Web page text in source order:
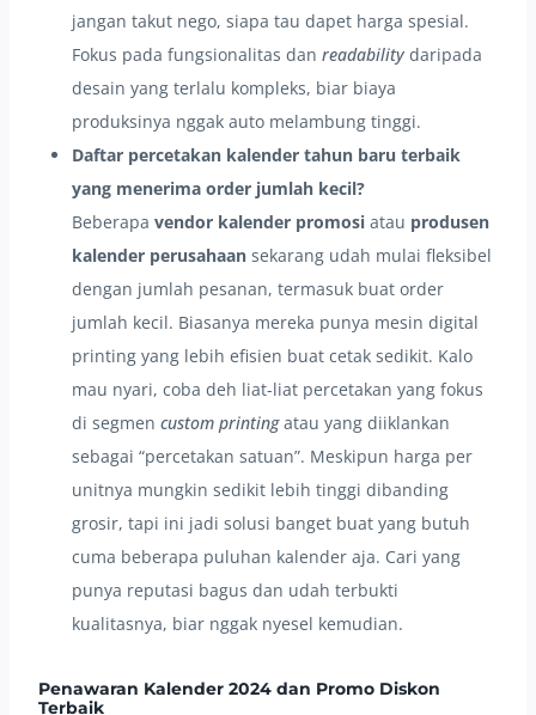
jangan takut nego, siapa tau dapet harga spesial.
Fokus pada fungsionalitas dan readability daripada
desain yang terlalu kompleks, biar biaya
produksinya nggak auto melambung tinggi.
Daftar percetakan kalender tahun baru terbaik
yang menerima order jumlah kecil?
Beberapa vendor kalender promosi atau produsen
kalender perusahaan sekarang udah mulai fleksibel
dengan jumlah pesanan, termasuk buat order
jumlah kecil. Biasanya mereka punya mesin digital
printing yang lebih efisien buat cetak sedikit. Kalo
mau nyari, coba deh liat-liat percetakan yang fokus
di segmen custom printingatau yang diiklankan
sebagai “percetakan satuan”. Meskipun harga per
unitnya mungkin sedikit lebih tinggi dibanding
grosir, tapi ini jadi solusi banget buat yang butuh
cuma beberapa puluhan kalender aja. Cari yang
punya reputasi bagus dan udah terbukti
kualitasnya, biar nggak nyesel kemudian.
Penawaran Kalender 2024 dan Promo Diskon
Terbaik